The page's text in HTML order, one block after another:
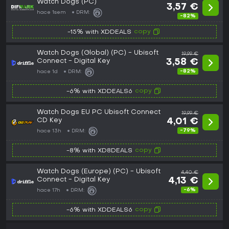
Watch Dogs (PC)
hace 1sem DRM:
3,57 €
-82%
-15% with XDDEALS copy
Watch Dogs (Global) (PC) - Ubisoft
Connect - Digital Key
hace 1d DRM:
19,99 €
3,58 €
-82%
-6% with XDDEALS6 copy
Watch Dogs EU PC Ubisoft Connect
CD Key
hace 13h DRM:
19,99 €
4,01 €
-79%
-8% with XD8DEALS copy
Watch Dogs (Europe) (PC) - Ubisoft
Connect - Digital Key
hace 17h DRM:
4,40 €
4,13 €
-6%
-6% with XDDEALS6 copy